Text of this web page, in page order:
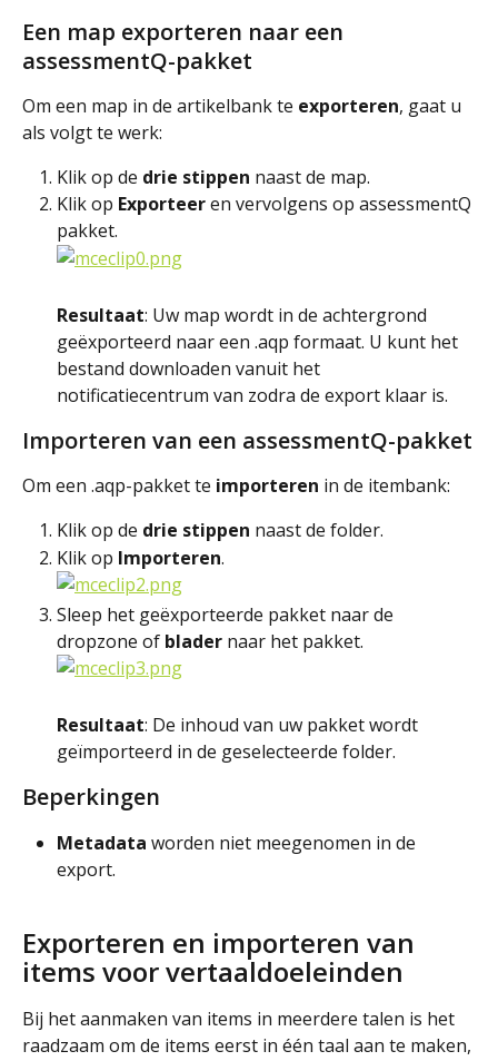
Een map exporteren naar een
assessmentQ-pakket
Om een map in de artikelbank te exporteren, gaat u
als volgt te werk:
Klik op de drie stippen naast de map.
Klik op Exporteer en vervolgens op assessmentQ
pakket.
Resultaat: Uw map wordt in de achtergrond
geëxporteerd naar een .aqp formaat. U kunt het
bestand downloaden vanuit het
notificatiecentrum van zodra de export klaar is.
Importeren van een assessmentQ-pakket
Om een .aqp-pakket te importeren in de itembank:
Klik op de drie stippen naast de folder.
Klik op Importeren.
Sleep het geëxporteerde pakket naar de
dropzone of blader naar het pakket.
Resultaat: De inhoud van uw pakket wordt
geïmporteerd in de geselecteerde folder.
Beperkingen
Metadata worden niet meegenomen in de
export.
Exporteren en importeren van
items voor vertaaldoeleinden
Bij het aanmaken van items in meerdere talen is het
raadzaam om de items eerst in één taal aan te maken,